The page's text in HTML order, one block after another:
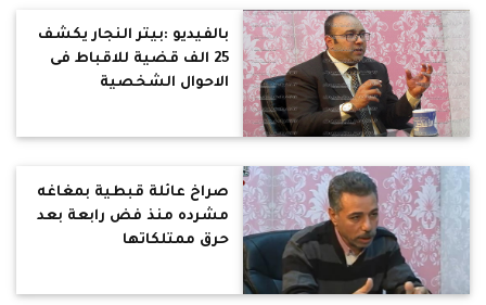
بالفيديو :بيتر النجار يكشف
25 الف قضية للاقباط فى
الاحوال الشخصية
صراخ عائلة قبطية بمغاغه
مشرده منذ فض رابعة بعد
حرق ممتلكاتها